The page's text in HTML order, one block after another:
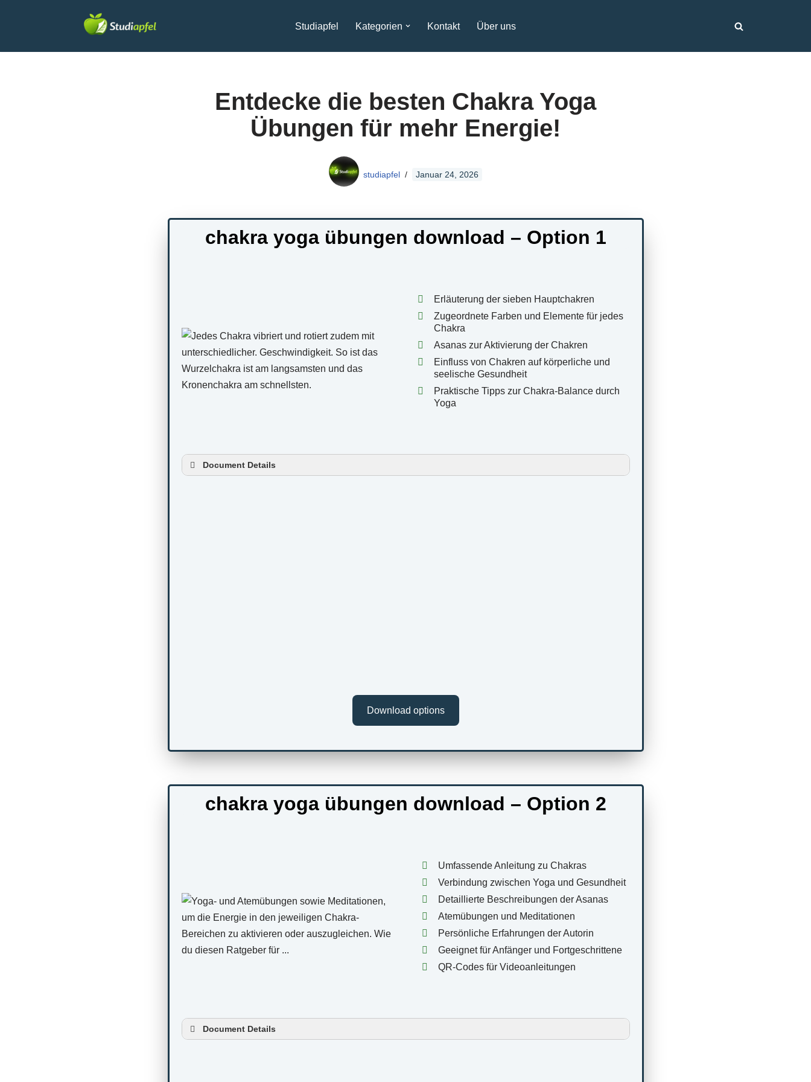
Inhalt
Studiapfel Kategorien Kontakt Über uns
Entdecke die besten Chakra Yoga
Übungen für mehr Energie!
studiapfel Januar 24, 2026
chakra yoga übungen download – Option 1
Erläuterung der sieben Hauptchakren
Zugeordnete Farben und Elemente für jedes
Chakra
Asanas zur Aktivierung der Chakren
Einfluss von Chakren auf körperliche und
seelische Gesundheit
Praktische Tipps zur Chakra-Balance durch
Yoga
Document Details
Download options
chakra yoga übungen download – Option 2
Umfassende Anleitung zu Chakras
Verbindung zwischen Yoga und Gesundheit
Detaillierte Beschreibungen der Asanas
Atemübungen und Meditationen
Persönliche Erfahrungen der Autorin
Geeignet für Anfänger und Fortgeschrittene
QR-Codes für Videoanleitungen
Document Details